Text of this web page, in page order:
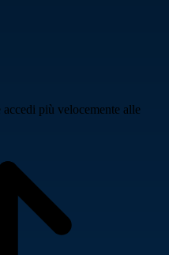
più velocemente alle